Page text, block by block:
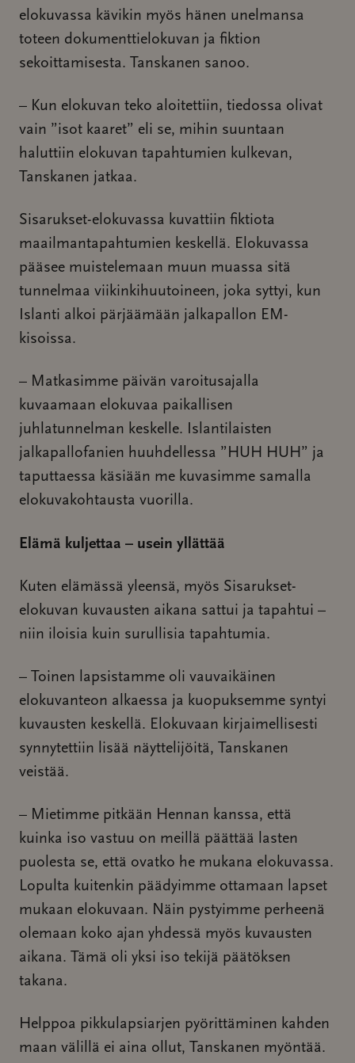
elokuvassa kävikin myös hänen unelmansa
toteen dokumenttielokuvan ja fiktion
sekoittamisesta. Tanskanen sanoo.
– Kun elokuvan teko aloitettiin, tiedossa olivat
vain ”isot kaaret” eli se, mihin suuntaan
haluttiin elokuvan tapahtumien kulkevan,
Tanskanen jatkaa.
Sisarukset-elokuvassa kuvattiin fiktiota
maailmantapahtumien keskellä. Elokuvassa
pääsee muistelemaan muun muassa sitä
tunnelmaa viikinkihuutoineen, joka syttyi, kun
Islanti alkoi pärjäämään jalkapallon EM-
kisoissa.
– Matkasimme päivän varoitusajalla
kuvaamaan elokuvaa paikallisen
juhlatunnelman keskelle. Islantilaisten
jalkapallofanien huuhdellessa ”HUH HUH” ja
taputtaessa käsiään me kuvasimme samalla
elokuvakohtausta vuorilla.
Elämä kuljettaa – usein yllättää
Kuten elämässä yleensä, myös Sisarukset-
elokuvan kuvausten aikana sattui ja tapahtui –
niin iloisia kuin surullisia tapahtumia.
– Toinen lapsistamme oli vauvaikäinen
elokuvanteon alkaessa ja kuopuksemme syntyi
kuvausten keskellä. Elokuvaan kirjaimellisesti
synnytettiin lisää näyttelijöitä, Tanskanen
veistää.
– Mietimme pitkään Hennan kanssa, että
kuinka iso vastuu on meillä päättää lasten
puolesta se, että ovatko he mukana elokuvassa.
Lopulta kuitenkin päädyimme ottamaan lapset
mukaan elokuvaan. Näin pystyimme perheenä
olemaan koko ajan yhdessä myös kuvausten
aikana. Tämä oli yksi iso tekijä päätöksen
takana.
Helppoa pikkulapsiarjen pyörittäminen kahden
maan välillä ei aina ollut, Tanskanen myöntää.